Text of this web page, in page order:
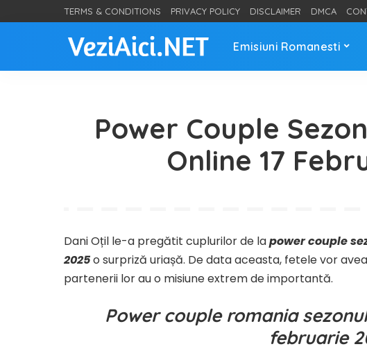
TERMS & CONDITIONS PRIVACY POLICY DISCLAIMER DMCA
Emisiuni Romanesti
Power Couple
Online 17
Dani Oțil le-a pregătit cuplurilor de lapower couple
2025o surpriză uriașă. De data aceasta, fetele vor
partenerii lor au o misiune extrem de importantă.
Power couple romania
februarie